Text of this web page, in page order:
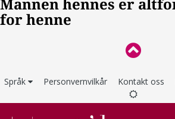
Språk Personvernvilkår Kontakt oss